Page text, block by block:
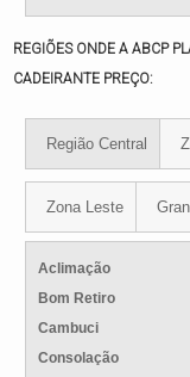
REGIÕES ONDE A ABCP
CADEIRANTE PREÇO:
Região Central
Zona Leste
Aclimação
Bom Retiro
Cambuci
Consolação